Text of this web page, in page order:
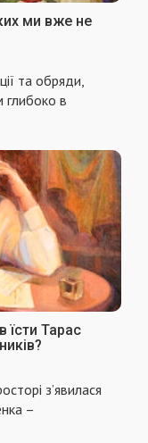
ми вже не
та обряди,
глибоко в
Тарас
з’явилася
–